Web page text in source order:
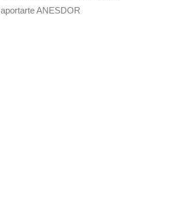
aportarte ANESDOR